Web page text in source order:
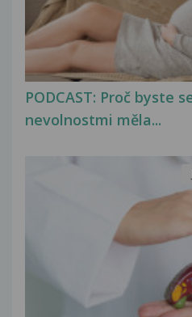
PODCAST: Proč byste
nevolnostmi měla...